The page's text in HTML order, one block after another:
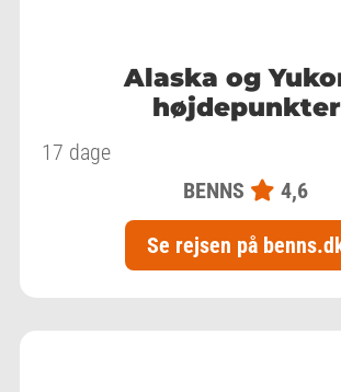
Alaska og
højdepunkter
17 dage
BENNS
4,6
Se rejsen på